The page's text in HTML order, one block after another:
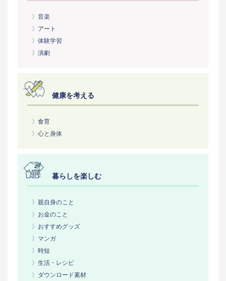
〉音楽
〉アート
〉体験学習
〉演劇
健康を考える
〉食育
〉心と身体
暮らしを楽しむ
〉親自身のこと
〉お金のこと
〉おすすめグッズ
〉マンガ
〉時短
〉生活・レシピ
〉ダウンロード素材